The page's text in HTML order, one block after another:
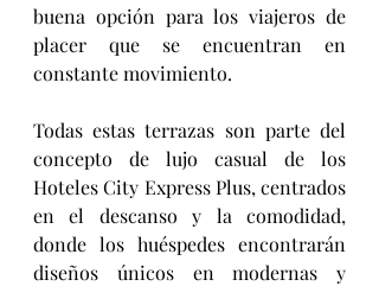
buena opción para los viajeros de
placer que se encuentran en
constante movimiento.
Todas estas terrazas son parte del
concepto de lujo casual
de los
Hoteles City Express Plus, centrados
en el descanso y la comodidad,
donde los huéspedes encontrarán
diseños únicos en modernas y